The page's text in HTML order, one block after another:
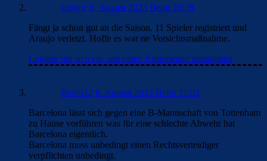
sebone 8. August 2023 Beim 20:38
Fängt ja schon gut an die Saison. 11 Spieler registriert und
Araujo verletzt. Hoffe es war ne Vorsichtsmaßnahme.
Loggen Sie sich ein, um einen Kommentar abzugeben
Barca12 8. August 2023 Beim 21:02
Barcelona lässt sich gegen eine B-Mannschaft von Tottenham
zu Hause vorführen was für eine schlechte Abwehr hat
Barcelona eigentlich.
Barcelona muss unbedingt einen Rechtsverteidiger
verpflichten unbedingt.